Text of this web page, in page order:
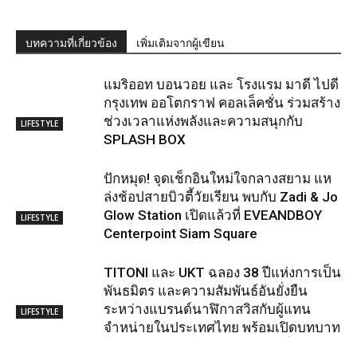
บทความที่เกี่ยวข้อง เพิ่มเติมจากผู้เขียน
LIFESTYLE
แมริออท บอนวอย และ โรงแรม มาดี ไปดี
กรุงเทพ ออโตกราฟ คอลเล็คชั่น ร่วมสร้าง
ช่วงเวลาแห่งพลังและความสนุกกับ
SPLASH BOX
LIFESTYLE
ปักหมุด! จุดเช็กอินใหม่ใจกลางสยาม แห
ล่งช้อปสายบิวตี้วัยเรียน พบกับ Zadi & Jo
Glow Station เปิดแล้วที่ EVEANDBOY
Centerpoint Siam Square
LIFESTYLE
TITONI และ UKT ฉลอง 38 ปีแห่งการเป็น
พันธมิตร และความสัมพันธ์อันยั่งยืน
ระหว่างแบรนด์นาฬิกาสวิสกับผู้แทน
จำหน่ายในประเทศไทย พร้อมเปิดบทบาท